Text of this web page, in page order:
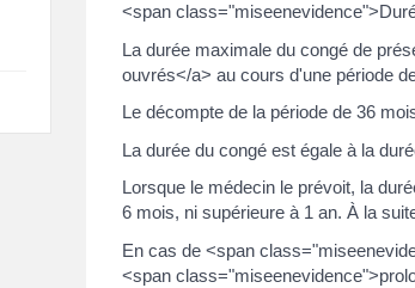
<span
La durée maximale du congé de
ouvrés</a> au cours d'une période
Le décompte de la période de 36
La durée du congé est égale à la
Lorsque le médecin le prévoit, la
6 mois, ni supérieure à 1 an. À la
En cas de <span
<span